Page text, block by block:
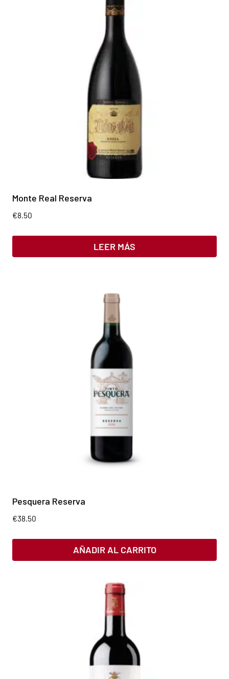
Monte Real Reserva
€8.50
LEER MÁS
Pesquera Reserva
€38.50
AÑADIR AL CARRITO